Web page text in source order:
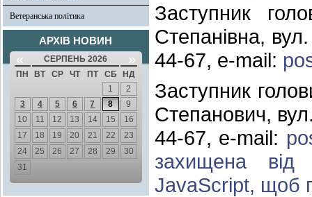
Ветеранська політика
АРХІВ НОВИН
« СЕРПЕНЬ 2026 »
ПН ВТ СР ЧТ ПТ СБ
НД
1
2
3
4 5 6 7 8
9
10
11 12 13 14 15
16
17
18 19 20 21 22
23
24
25 26 27 28 29
30
31
Заступник
Степанівна,
44-67, e-mail:
Заступник
Степанович,
44-67, e-mail:
захищена від
JavaScript, щоб